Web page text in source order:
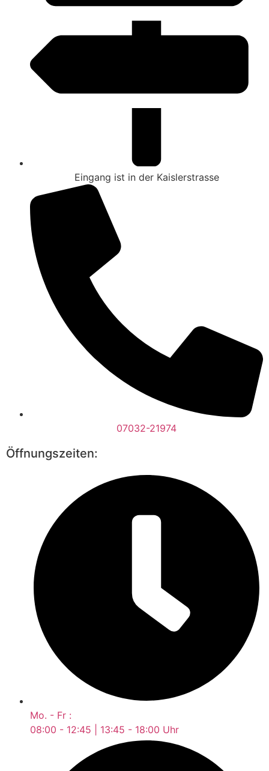
Eingang ist in der Kaislerstrasse
07032-21974
Öffnungszeiten:
Mo. - Fr :
08:00 - 12:45 | 13:45 - 18:00 Uhr